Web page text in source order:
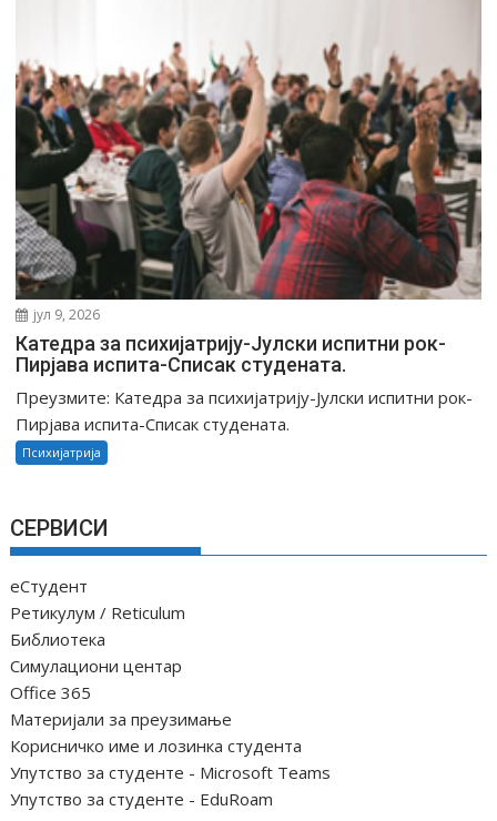
јул 9, 2026
Катедра за психијатрију-Јулски испитни рок-
Пирјава испита-Списак студената.
Преузмите: Катедра за психијатрију-Јулски испитни рок-
Пирјава испита-Списак студената.
Психијатрија
СЕРВИСИ
еСтудент
Ретикулум / Reticulum
Библиотека
Симулациони центар
Office 365
Материјали за преузимање
Корисничко име и лозинка студента
Упутство за студенте - Microsoft Teams
Упутство за студенте - EduRoam